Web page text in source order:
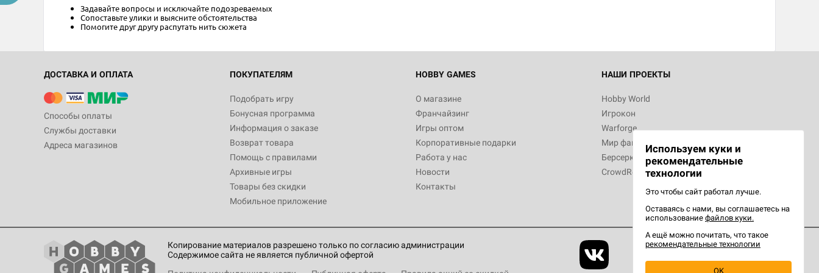
Задавайте вопросы и исключайте подозреваемых
Сопоставьте улики и выясните обстоятельства
Помогите друг другу распутать нить сюжета
ДОСТАВКА И ОПЛАТА
Способы оплаты
Службы доставки
Адреса магазинов
ПОКУПАТЕЛЯМ
Подобрать игру
Бонусная программа
Информация о заказе
Возврат товара
Помощь с правилами
Архивные игры
Товары без скидки
Мобильное приложение
HOBBY GAMES
О магазине
Франчайзинг
Игры оптом
Корпоративные подарки
Работа у нас
Новости
Контакты
НАШИ ПРОЕКТЫ
Hobby World
Игрокон
Warforge
Мир фантастики
Берсерк
CrowdRepublic
Копирование материалов разрешено только по согласию администрации
Содержимое сайта не является публичной офертой
Используем куки и
рекомендательные
технологии
Это чтобы сайт работал лучше.
Оставаясь с нами, вы соглашаетесь на
использование файлов куки.
А ещё можно почитать, что такое
рекомендательные технологии
OK
Белая смерть
12 990
Настольная игра Hobby World Берсерк.
3 490